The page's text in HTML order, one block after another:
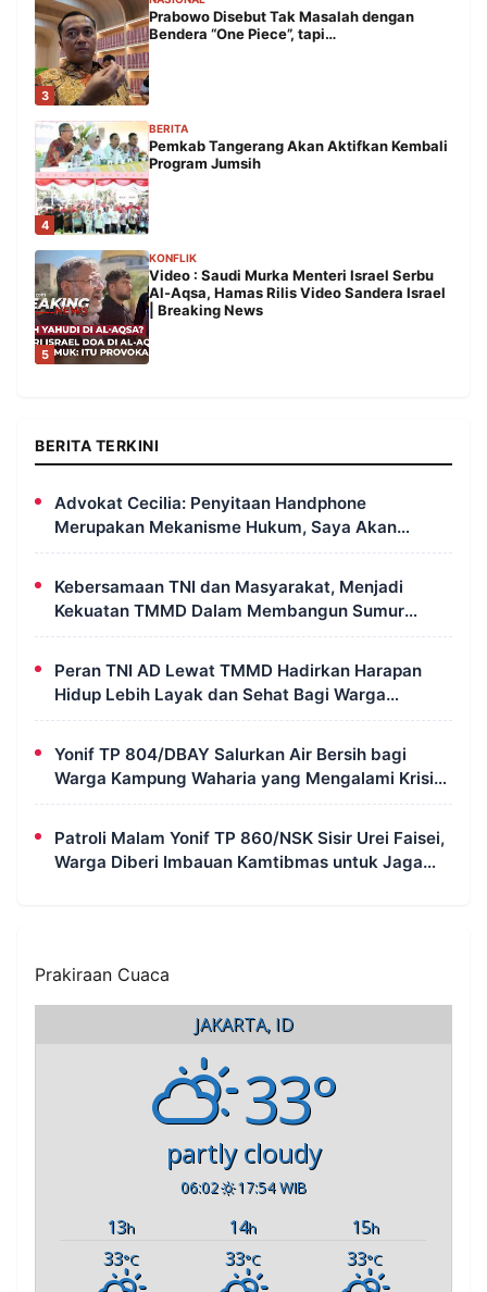
3
Prabowo Disebut Tak Masalah dengan
Bendera “One Piece”, tapi…
4
BERITA
Pemkab Tangerang Akan Aktifkan Kembali
Program Jumsih
5
KONFLIK
Video : Saudi Murka Menteri Israel Serbu
Al-Aqsa, Hamas Rilis Video Sandera Israel
| Breaking News
BERITA TERKINI
Advokat Cecilia: Penyitaan Handphone
Merupakan Mekanisme Hukum, Saya Akan
Kooperatif Apabila Diminta Penyidik dan Tidak
Kebersamaan TNI dan Masyarakat, Menjadi
Kekuatan TMMD Dalam Membangun Sumur
Galian di Wanam
Peran TNI AD Lewat TMMD Hadirkan Harapan
Hidup Lebih Layak dan Sehat Bagi Warga
Kampung Wanam
Yonif TP 804/DBAY Salurkan Air Bersih bagi
Warga Kampung Waharia yang Mengalami Krisis
Air
Patroli Malam Yonif TP 860/NSK Sisir Urei Faisei,
Warga Diberi Imbauan Kamtibmas untuk Jaga
Prakiraan Cuaca
JAKARTA, ID
33°
partly cloudy
06:02 17:54 WIB
13h 14h 15h
33°C 33°C 33°C